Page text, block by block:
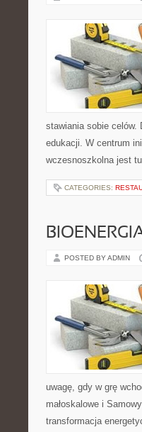
stawiania sobie celów.
edukacji. W centrum
wczesnoszkolna jest
CATEGORIES:
POSTED BY ADMIN
uwagę, gdy w grę
małoskalowe i
transformacja